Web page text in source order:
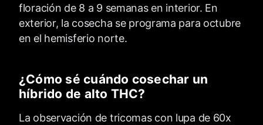
floración de 8 a 9 semanas en interior. En
exterior, la cosecha se programa para octubre
en el hemisferio norte.
¿Cómo sé cuándo cosechar un
híbrido de alto THC?
La observación de tricomas con lupa de 60x